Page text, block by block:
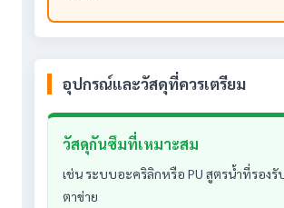
อุปกรณ์และวัสดุที่ควรเตรียม
วัสดุกันซึมที่เหมาะสม
เช่น ระบบอะคริลิกหรือ PU สูตรน้ำที่รองรั
ตาข่าย